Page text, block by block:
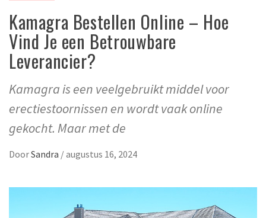
Kamagra Bestellen Online – Hoe
Vind Je een Betrouwbare
Leverancier?
Kamagra is een veelgebruikt middel voor
erectiestoornissen en wordt vaak online
gekocht. Maar met de
DoorSandra /augustus 16, 2024